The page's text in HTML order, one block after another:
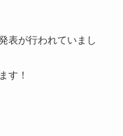
表が行われていまし
す！